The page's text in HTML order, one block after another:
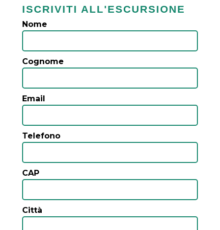
ISCRIVITI ALL'ESCURSIONE
Nome
Cognome
Email
Telefono
CAP
Città